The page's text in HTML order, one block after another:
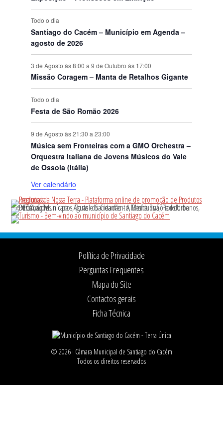
s
Todo o dia
Santiago do Cacém – Município em Agenda –
agosto de 2026
3 de Agosto às 8:00 a 9 de Outubro às 17:00
Missão Coragem – Manta de Retalhos Gigante
Todo o dia
Festa de São Romão 2026
9 de Agosto às 21:30 a 23:00
Música sem Fronteiras com a GMO Orchestra –
Orquestra Italiana de Jovens Músicos do Vale
de Ossola (Itália)
Ver calendário
Footer
Política de Privacidade
Perguntas Frequentes
Mapa do Site
Contactos gerais
Ficha Técnica
© 2026 · Câmara Municipal de Santiago do Cacém
Todos os direitos reservados